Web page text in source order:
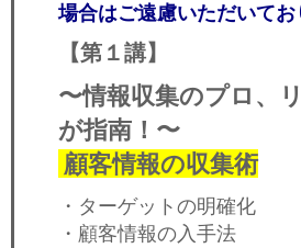
場合はご遠慮いただいてお
【第１講】
〜情報収集のプロ、
が指南！〜
顧客情報の収集術
・ターゲットの明確化
・顧客情報の入手法